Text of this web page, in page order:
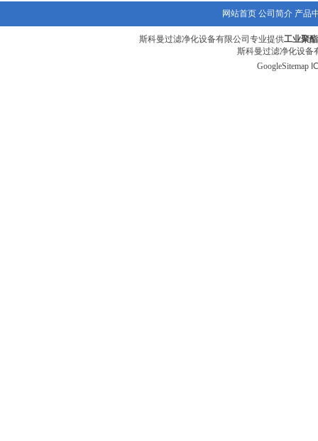
网站首页 公司简介 产品
斯科曼过滤净化设备有限公司专业提供工业聚
斯科曼过滤净化设备
GoogleSitemap